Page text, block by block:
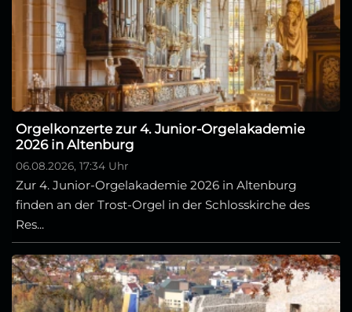
Orgelkonzerte zur 4. Junior-Orgelakademie
2026 in Altenburg
06.08.2026, 17:34 Uhr
Zur 4. Junior-Orgelakademie 2026 in Altenburg
finden an der Trost-Orgel in der Schlosskirche des
Res...